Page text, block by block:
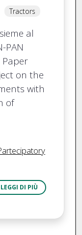
Tractors
al
PAN
Paper
on the
with
of
LEGGI DI PIÙ